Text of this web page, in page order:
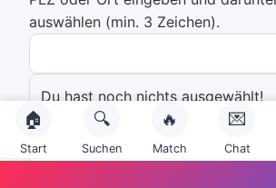
auswählen (min. 3 Zeichen).
Du hast noch nichts ausgewählt!
Emailadresse:
🏠
Start
🔍
Suchen
🔥
Match
💌
Chat